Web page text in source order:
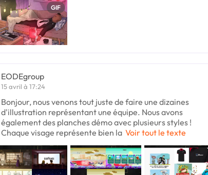
GIF
EODEgroup
15 avril à 17:24
Bonjour, nous venons tout juste de faire une dizaines
d'illustration représentant une équipe. Nous avons
également des planches démo avec plusieurs styles !
Chaque visage représente bien la Voir tout le texte